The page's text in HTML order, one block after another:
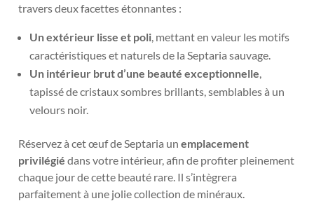
travers deux facettes étonnantes :
Un extérieur lisse et poli , mettant en valeur les motifs
caractéristiques et naturels de la Septaria sauvage.
Un intérieur brut d’une beauté exceptionnelle
tapissé de cristaux sombres brillants, semblables à un
velours noir.
Réservez à cet œuf de Septaria unemplacement
privilégié dans votre intérieur, afin de profiter pleinement
chaque jour de cette beauté rare. Il s’intègrera
parfaitement à une jolie collection de minéraux.